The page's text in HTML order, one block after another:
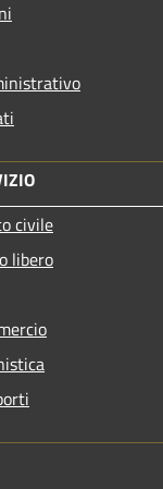
civile
libero